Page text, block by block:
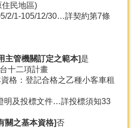
民地區)
2/1-105/12/30…詳契約第7條
主管機關訂定之範本]是
十二項計畫
格：登記合格之乙種小客車租
明及投標文件…詳投標須知33
關之基本資格]否